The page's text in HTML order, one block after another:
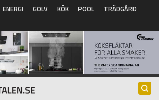
ENERGI GOLV KÖK POOL
TRÄDGÅRD